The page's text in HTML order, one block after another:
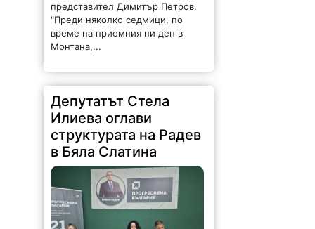
представител Димитър Петров.
"Преди няколко седмици, по
време на приемния ни ден в
Монтана,...
Депутатът Стела
Илиева оглави
структурата на Радев
в Бяла Слатина